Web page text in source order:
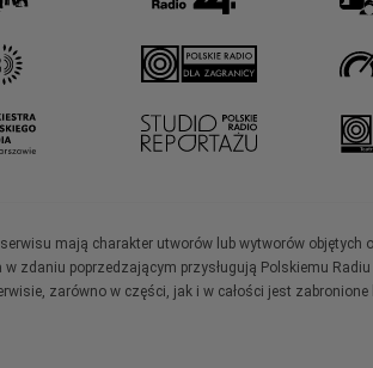
mają charakter utworów lub wytworów objętych
zdaniu poprzedzającym przysługują Polskiemu
zarówno w części, jak i w całości jest